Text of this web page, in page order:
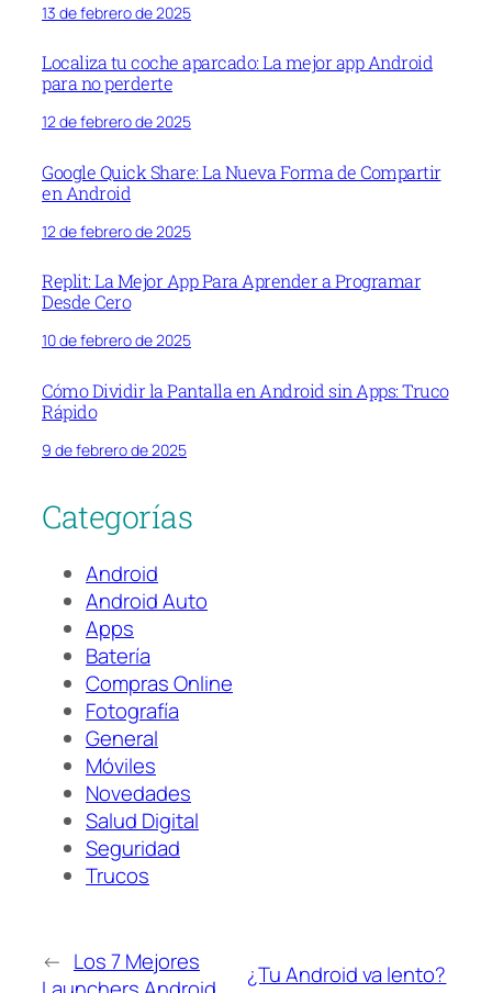
13 de febrero de 2025
Localiza tu coche aparcado: La mejor app Android
para no perderte
12 de febrero de 2025
Google Quick Share: La Nueva Forma de Compartir
en Android
12 de febrero de 2025
Replit: La Mejor App Para Aprender a Programar
Desde Cero
10 de febrero de 2025
Cómo Dividir la Pantalla en Android sin Apps: Truco
Rápido
9 de febrero de 2025
Categorías
Android
Android Auto
Apps
Batería
Compras Online
Fotografía
General
Móviles
Novedades
Salud Digital
Seguridad
Trucos
← Los 7 Mejores
¿Tu Android va lento?